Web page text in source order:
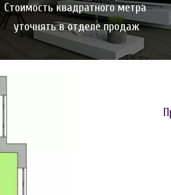
Стоимость квадратного метра
уточнять в отделе продаж